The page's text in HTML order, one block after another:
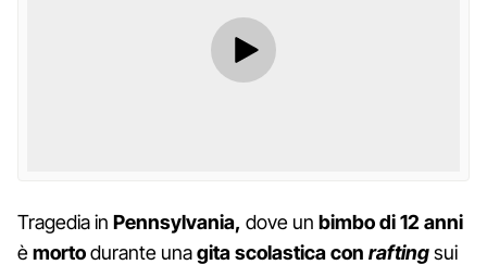
Tragedia in Pennsylvania, dove un bimbo di 12 anni
èmortodurante unagita scolastica con raftingsui